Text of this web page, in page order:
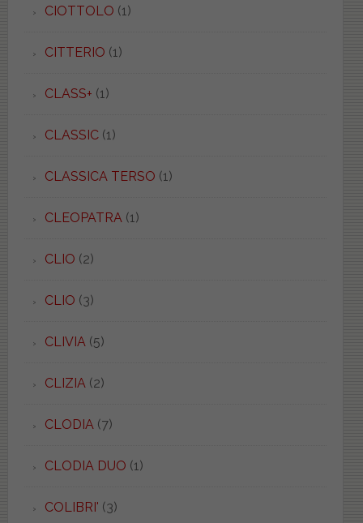
CIOTTOLO (1)
CITTERIO (1)
CLASS+ (1)
CLASSIC(1)
CLASSICA TERSO (1)
CLEOPATRA(1)
CLIO (2)
CLIO (3)
CLIVIA(5)
CLIZIA(2)
CLODIA(7)
CLODIA DUO (1)
COLIBRI' (3)